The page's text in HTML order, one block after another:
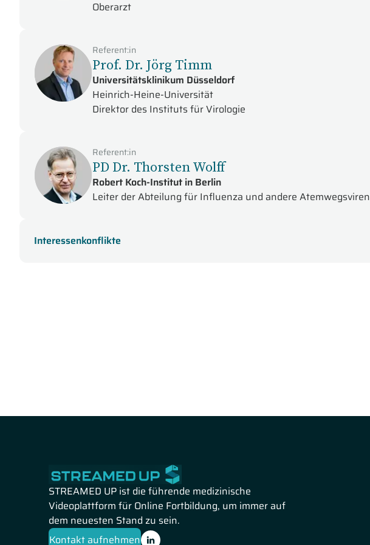
Oberarzt
Referent:in
Prof. Dr. Jörg Timm
Universitätsklinikum Düsseldorf
Heinrich-Heine-Universität
Direktor des Instituts für Virologie
Referent:in
PD Dr. Thorsten Wolff
Robert Koch-Institut in Berlin
Leiter der Abteilung für Influenza und andere Atemwegsviren
Interessenkonflikte
STREAMED UP ist die führende medizinische
Videoplattform für Online Fortbildung, um immer auf
dem neuesten Stand zu sein.
Kontakt aufnehmen